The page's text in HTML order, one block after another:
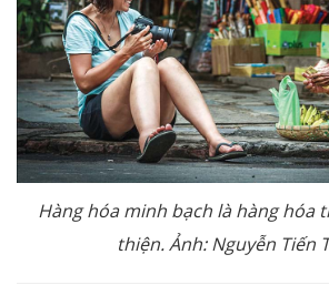
Hàng hóa minh bạch là hàng hóa
thiện. Ảnh: Nguyễn Tiến